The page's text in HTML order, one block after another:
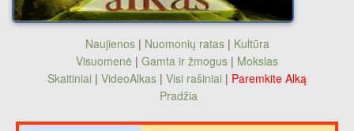
Naujienos| Nuomonių ratas| Kultūra
Visuomenė | Gamta ir žmogus | Mokslas
Skaitiniai | VideoAlkas | Visi rašiniai | Paremkite Alką
Pradžia